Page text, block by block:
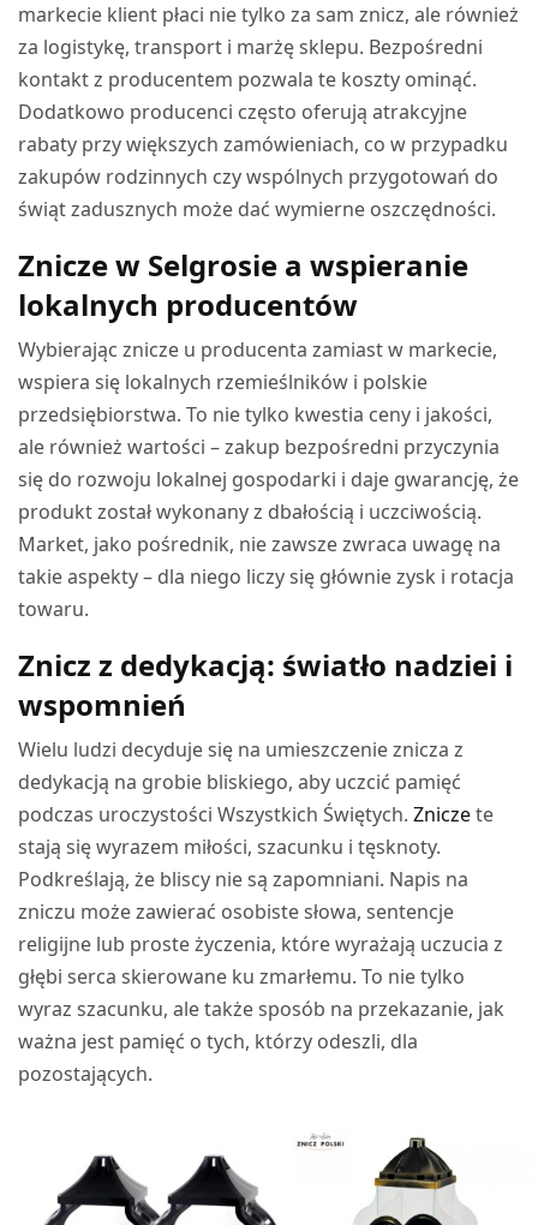
markecie klient płaci nie tylko za sam znicz, ale również
za logistykę, transport i marżę sklepu. Bezpośredni
kontakt z producentem pozwala te koszty ominąć.
Dodatkowo producenci często oferują atrakcyjne
rabaty przy większych zamówieniach, co w przypadku
zakupów rodzinnych czy wspólnych przygotowań do
świąt zadusznych może dać wymierne oszczędności.
Znicze w Selgrosie a wspieranie
lokalnych producentów
Wybierając znicze u producenta zamiast w markecie,
wspiera się lokalnych rzemieślników i polskie
przedsiębiorstwa. To nie tylko kwestia ceny i jakości,
ale również wartości – zakup bezpośredni przyczynia
się do rozwoju lokalnej gospodarki i daje gwarancję, że
produkt został wykonany z dbałością i uczciwością.
Market, jako pośrednik, nie zawsze zwraca uwagę na
takie aspekty – dla niego liczy się głównie zysk i rotacja
towaru.
Znicz z dedykacją: światło nadziei i
wspomnień
Wielu ludzi decyduje się na umieszczenie znicza z
dedykacją na grobie bliskiego, aby uczcić pamięć
podczas uroczystości Wszystkich Świętych.Zniczete
stają się wyrazem miłości, szacunku i tęsknoty.
Podkreślają, że bliscy nie są zapomniani. Napis na
zniczu może zawierać osobiste słowa, sentencje
religijne lub proste życzenia, które wyrażają uczucia z
głębi serca skierowane ku zmarłemu. To nie tylko
wyraz szacunku, ale także sposób na przekazanie, jak
ważna jest pamięć o tych, którzy odeszli, dla
pozostających.